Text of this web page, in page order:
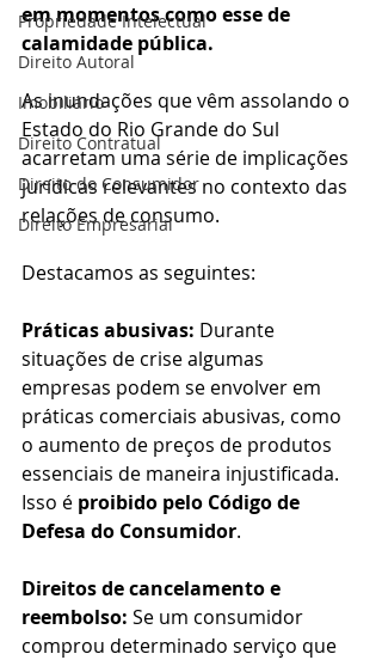
Propriedade Intelectual
Direito Autoral
Imobiliário
Direito Contratual
Direito do Consumidor
Direito Empresarial
em momentos como esse de
calamidade pública.
As inundações que vêm assolando o
Estado do Rio Grande do Sul
acarretam uma série de implicações
jurídicas relevantes no contexto das
relações de consumo.
Destacamos as seguintes:
Práticas abusivas: Durante
situações de crise algumas
empresas podem se envolver em
práticas comerciais abusivas, como
o aumento de preços de produtos
essenciais de maneira injustificada.
Isso é proibido pelo Código de
Defesa do Consumidor.
Direitos de cancelamento e
reembolso: Se um consumidor
comprou determinado serviço que